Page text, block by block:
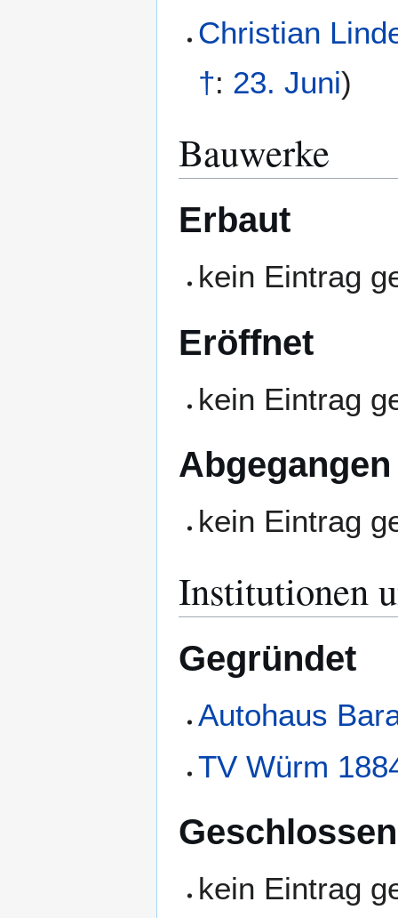
Christian
†: 23. Juni)
Bauwerke
Erbaut
kein Eintrag
Eröffnet
kein Eintrag
Abgegangen
kein Eintrag
Institutionen
Gegründet
Autohaus
TV Würm
Geschlossen
kein Eintrag